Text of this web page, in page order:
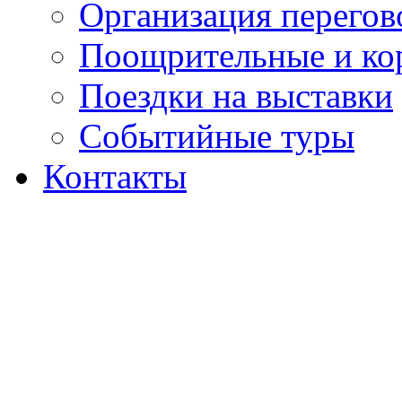
Организация
Поощрительные и
Поездки на выставки
Событийные туры
Контакты